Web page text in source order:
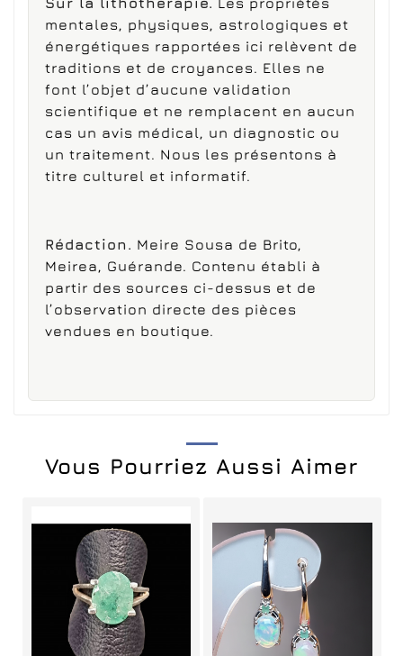
mentales, physiques, astrologiques et
énergétiques rapportées ici relèvent de
traditions et de croyances. Elles ne
font l’objet d’aucune validation
scientifique et ne remplacent en aucun
cas un avis médical, un diagnostic ou
un traitement. Nous les présentons à
titre culturel et informatif.
Rédaction. Meire Sousa de Brito,
Meirea, Guérande. Contenu établi à
partir des sources ci-dessus et de
l’observation directe des pièces
vendues en boutique.
Vous Pourriez Aussi Aimer